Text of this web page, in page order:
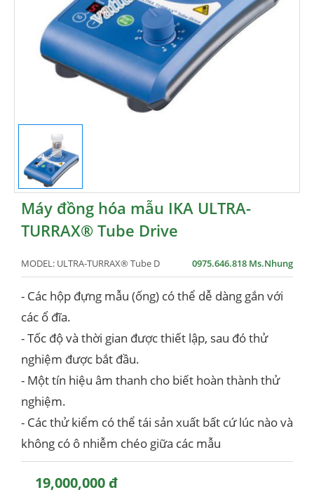
Máy đồng hóa mẫu IKA ULTRA-
TURRAX® Tube Drive
MODEL: ULTRA-TURRAX® Tube D 0975.646.818 Ms.Nhung
- Các hộp đựng mẫu (ống) có thể dễ dàng gắn với
các ổ đĩa.
- Tốc độ và thời gian được thiết lập, sau đó thử
nghiệm được bắt đầu.
- Một tín hiệu âm thanh cho biết hoàn thành thử
nghiệm.
- Các thử kiểm có thể tái sản xuất bất cứ lúc nào và
không có ô nhiễm chéo giữa các mẫu
19,000,000 đ